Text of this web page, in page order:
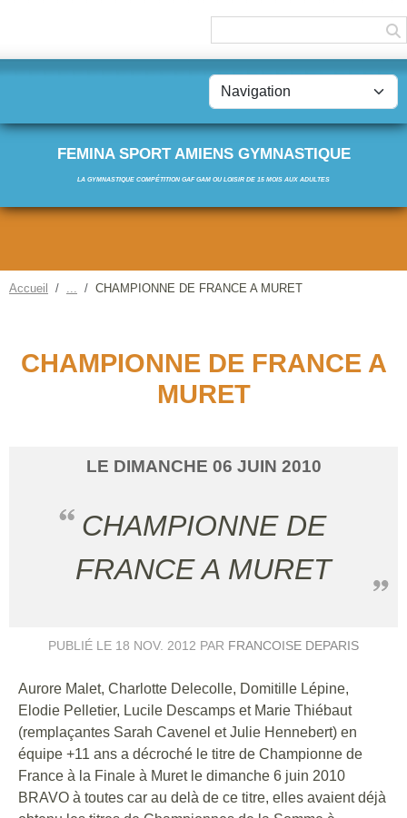
FEMINA SPORT AMIENS GYMNASTIQUE
LA GYMNASTIQUE COMPÉTITION GAF GAM OU LOISIR DE 15 MOIS AUX ADULTES
Accueil CHAMPIONNE DE FRANCE A MURET
CHAMPIONNE DE FRANCE A
MURET
LE DIMANCHE 06 JUIN 2010
CHAMPIONNE DE
FRANCE A MURET
PUBLIÉ LE 18 NOV. 2012 PAR FRANCOISE DEPARIS
Aurore Malet, Charlotte Delecolle, Domitille Lépine,
Elodie Pelletier, Lucile Descamps et Marie Thiébaut
(remplaçantes Sarah Cavenel et Julie Hennebert) en
équipe +11 ans a décroché le titre de Championne de
France à la Finale à Muret le dimanche 6 juin 2010
BRAVO à toutes car au delà de ce titre, elles avaient déjà